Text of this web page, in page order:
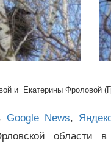
и Екатерины Фроловой
Google News,
области в